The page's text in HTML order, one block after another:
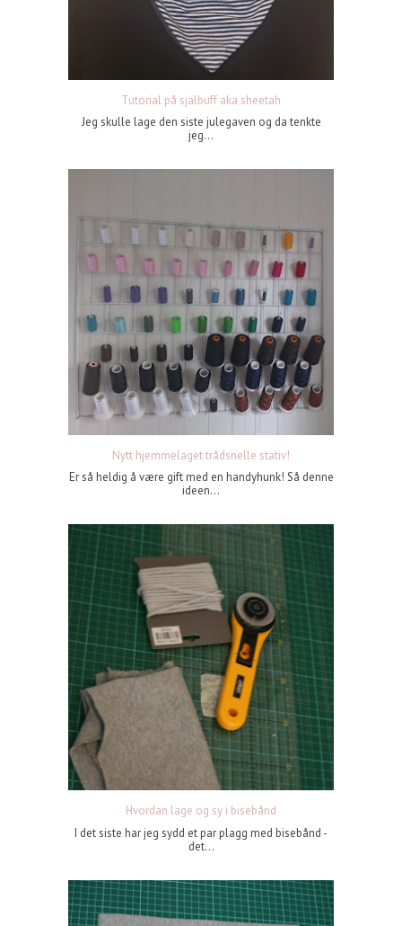
Tutorial på sjalbuff aka sheetah
Jeg skulle lage den siste julegaven og da tenkte
jeg...
Nytt hjemmelaget trådsnelle stativ!
Er så heldig å være gift med en handyhunk! Så denne
ideen...
Hvordan lage og sy i bisebånd
I det siste har jeg sydd et par plagg med bisebånd -
det...